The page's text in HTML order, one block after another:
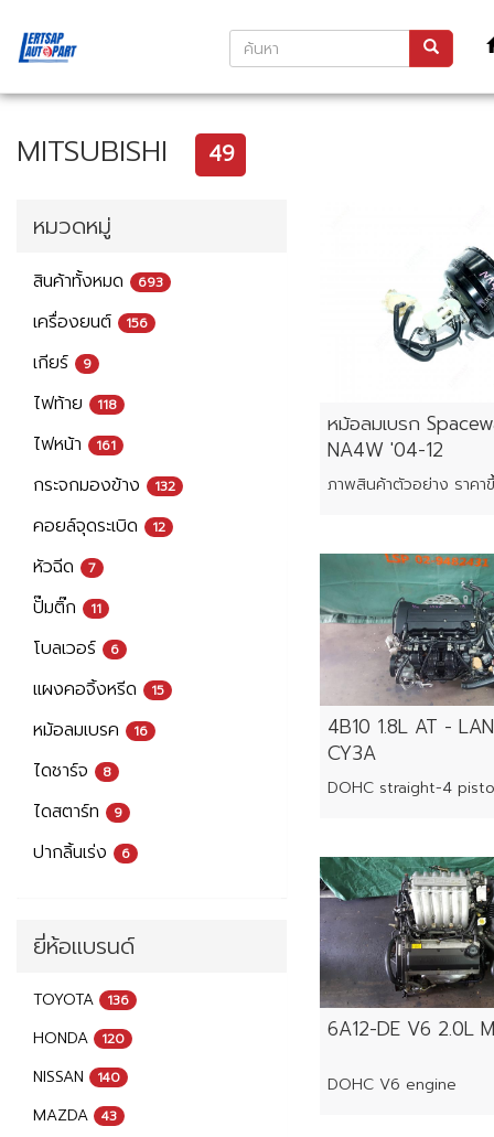
MITSUBISHI 49
หมวดหมู่
สินค้าทั้งหมด 693
เครื่องยนต์ 156
เกียร์ 9
ไฟท้าย 118
ไฟหน้า 161
กระจกมองข้าง 132
คอยล์จุดระเบิด 12
หัวฉีด 7
ปั๊มติ๊ก 11
โบลเวอร์ 6
แผงคอจิ้งหรีด 15
หม้อลมเบรค 16
ไดชาร์จ 8
ไดสตาร์ท 9
ปากลิ้นเร่ง 6
ยี่ห้อแบรนด์
TOYOTA 136
HONDA 120
NISSAN 140
MAZDA 43
หม้อลมเบรก
NA4W '04-12
4B10 1.8L AT -
CY3A
DOHC straight-4
6A12-DE V6 2.0L
DOHC V6 engine